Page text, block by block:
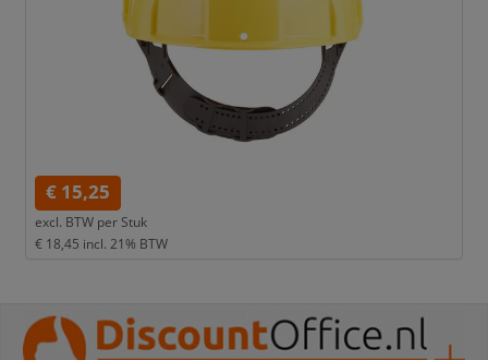
€ 15,25
excl. BTW per Stuk
€ 18,45 incl. 21% BTW